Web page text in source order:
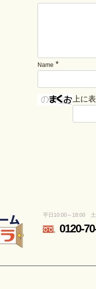
Name *
上に
平日10:00～18:00 土
0120-